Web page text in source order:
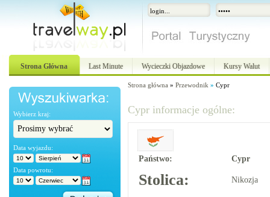
Strona Główna Last Minute Wycieczki Objazdowe Kursy Walut
Wybierz kraj:
Data wyjazdu:
Data powrotu:
Strona główna » Przewodnik » Cypr
Cypr informacje ogólne:
Państwo: Cypr
Stolica: Nikozja